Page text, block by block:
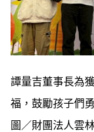
譚量吉董事長為
福，鼓勵孩子們
圖／財團法人雲